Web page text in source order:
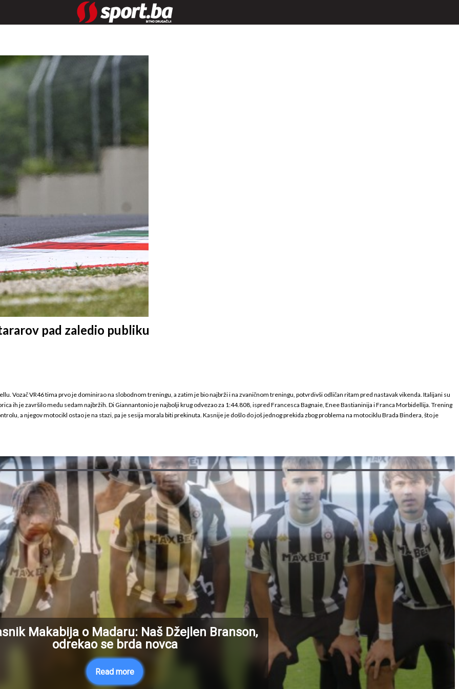
pad zaledio publiku
Vozač VR46 tima prvo je dominirao na slobodnom treningu, a zatim je bio najbrži i na zvaničnom treningu, potvrdivši odličan ritam pred nastavak vikenda. Italijani su
ih je završilo među sedam najbržih. Di Giannantonio je najbolji krug odvezao za 1:44.808, ispred Francesca Bagnaie, Enee Bastianinija i Franca Morbidellija. Trening
a njegov motocikl ostao je na stazi, pa je sesija morala biti prekinuta. Kasnije je došlo do još jednog prekida zbog problema na motociklu Brada Bindera, što je
Makabija o Madaru: Naš Džejlen Branson,
odrekao se brda novca
Read more